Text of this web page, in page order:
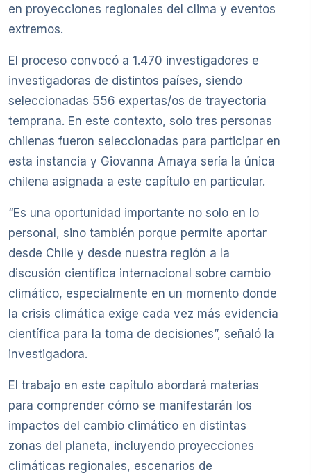
en proyecciones regionales del clima y eventos
extremos.
El proceso convocó a 1.470 investigadores e
investigadoras de distintos países, siendo
seleccionadas 556 expertas/os de trayectoria
temprana. En este contexto, solo tres personas
chilenas fueron seleccionadas para participar en
esta instancia y Giovanna Amaya sería la única
chilena asignada a este capítulo en particular.
“Es una oportunidad importante no solo en lo
personal, sino también porque permite aportar
desde Chile y desde nuestra región a la
discusión científica internacional sobre cambio
climático, especialmente en un momento donde
la crisis climática exige cada vez más evidencia
científica para la toma de decisiones”, señaló la
investigadora.
El trabajo en este capítulo abordará materias
para comprender cómo se manifestarán los
impactos del cambio climático en distintas
zonas del planeta, incluyendo proyecciones
climáticas regionales, escenarios de